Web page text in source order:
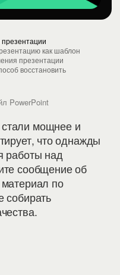
как шаблон
презентации
восстановить
PowerPoint
мощнее и
что однажды
работы над
сообщение об
по
собирать